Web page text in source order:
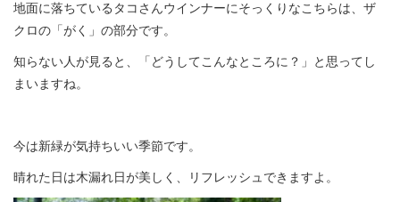
地面に落ちているタコさんウインナーにそっくりなこちらは、ザ
クロの「がく」の部分です。
知らない人が見ると、「どうしてこんなところに？」と思ってし
まいますね。
今は新緑が気持ちいい季節です。
晴れた日は木漏れ日が美しく、リフレッシュできますよ。